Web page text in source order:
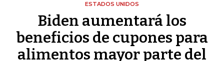
ESTADOS UNIDOS
Biden aumentará los
beneficios de cupones para
alimentos mayor parte del